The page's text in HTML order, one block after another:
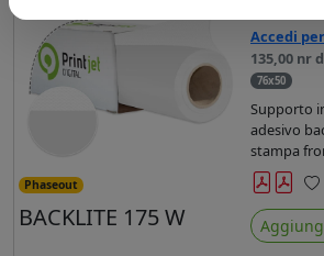
Phaseout
BACKLITE 175 W
Accedi
135,00 nr
76x50
Supporto
adesivo
stampa
base
PVC-FREE,
Disponibile